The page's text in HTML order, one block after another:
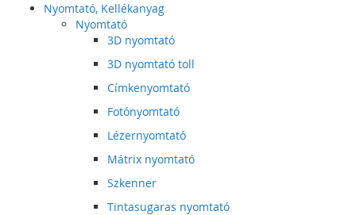
Nyomtató, Kellékanyag
Nyomtató
3D nyomtató
3D nyomtató toll
Címkenyomtató
Fotónyomtató
Lézernyomtató
Mátrix nyomtató
Szkenner
Tintasugaras nyomtató